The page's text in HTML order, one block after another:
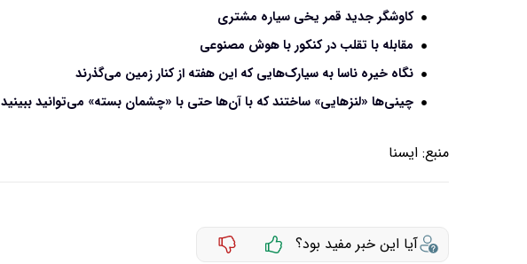
کاوشگر جدید قمر یخی سیاره مشتری
مقابله با تقلب در کنکور با هوش مصنوعی
نگاه خیره ناسا به سیارک‌هایی که این هفته از کنار زمین می‌گذرند
چینی‌ها «لنزهایی» ساختند که با آن‌ها حتی با «چشمان بسته» می‌توانید ببینید
منبع: ايسنا
آیا این خبر مفید بود؟